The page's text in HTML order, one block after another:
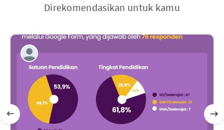
Direkomendasikan untuk kamu